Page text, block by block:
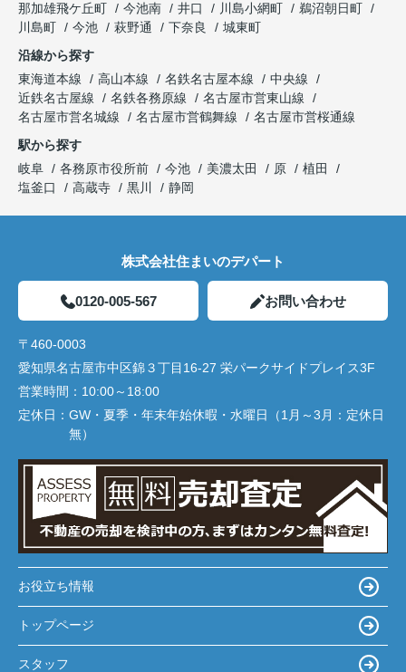
那加雄飛ケ丘町
今池南 井口 川島小網町
鵜沼朝日町
川島町
今池 萩野通 下奈良
城東町
沿線から探す
東海道本線
高山本線 名鉄名古屋本線
中央線
近鉄名古屋線
名鉄各務原線
名古屋市営東山線
名古屋市営名城線
名古屋市営鶴舞線
名古屋市営桜通線
駅から探す
岐阜
各務原市役所前 今池 美濃太田 原
植田
塩釜口
高蔵寺 黒川 静岡
株式会社住まいのデパート
0120-005-567 お問い合わせ
〒460-0003
愛知県名古屋市中区錦３丁目16-27 栄パークサイドプレイス3F
営業時間： 10:00～18:00
定休日： GW・夏季・年末年始休暇・水曜日（1月～3月：定休日
無）
お役立ち情報
トップページ
スタッフ